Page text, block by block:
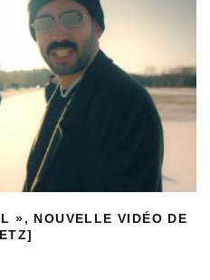
», NOUVELLE VIDÉO DE